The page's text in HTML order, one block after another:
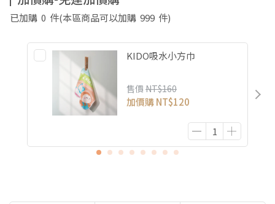
已加購 0 件(本區商品可以加購 999 件)
KIDO吸水小方巾
售價 NT$160
加價購NT$120